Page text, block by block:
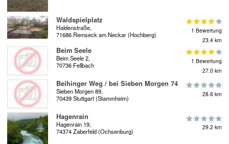
Waldspielplatz
Haldenstraße,
71686 Remseck am Neckar (Hochberg)
1 Bewertung
23.4 km
Beim Seele
Beim Seele 2,
70736 Fellbach
1 Bewertung
27.0 km
Beihinger Weg / bei Sieben Morgen 74
Sieben Morgen 89,
70439 Stuttgart (Stammheim)
28.6 km
Hagenrain
Hagenrain 19,
74374 Zaberfeld (Ochsenburg)
29.2 km